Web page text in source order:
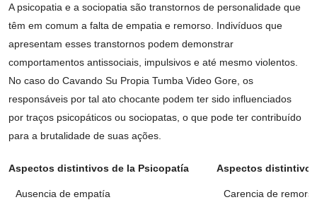
A psicopatia e a sociopatia são transtornos de personalidade que
têm em comum a falta de empatia e remorso. Indivíduos que
apresentam esses transtornos podem demonstrar
comportamentos antissociais, impulsivos e até mesmo violentos.
No caso do Cavando Su Propia Tumba Video Gore, os
responsáveis por tal ato chocante podem ter sido influenciados
por traços psicopáticos ou sociopatas, o que pode ter contribuído
para a brutalidade de suas ações.
Aspectos distintivos de la Psicopatía Aspectos
Ausencia de empatía Carencia de